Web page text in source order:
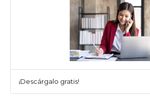
¡Descárgalo gratis!